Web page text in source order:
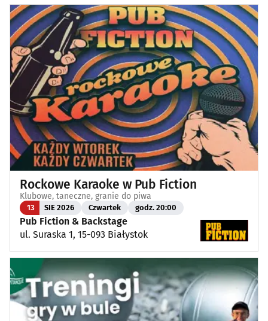
Rockowe Karaoke w Pub Fiction
Klubowe, taneczne, granie do piwa
13 SIE 2026 Czwartek godz. 20:00
Pub Fiction & Backstage
ul. Suraska 1, 15-093 Białystok